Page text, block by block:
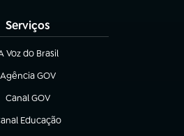
Serviços
Voz do Brasil
em nova aba)
Agência GOV
(abre em nova aba)
Canal GOV
(abre em nova aba)
Educação
em nova aba)